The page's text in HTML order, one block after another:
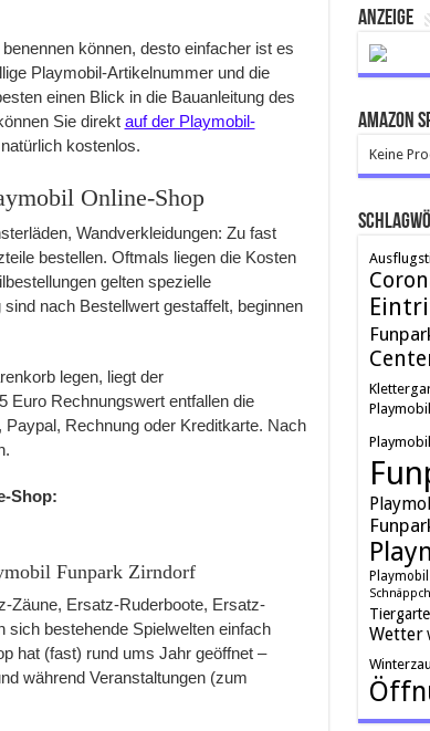
können, desto einfacher ist es
Playmobil-Artikelnummer und die
einen Blick in die Bauanleitung des
Sie direkt auf der Playmobil-
kostenlos.
Online-Shop
Wandverkleidungen: Zu fast
bestellen. Oftmals liegen die Kosten
gelten spezielle
nach Bestellwert gestaffelt, beginnen
legen, liegt der
Euro Rechnungswert entfallen die
Rechnung oder Kreditkarte. Nach
Shop:
Funpark Zirndorf
Zäune, Ersatz-Ruderboote, Ersatz-
sich bestehende Spielwelten einfach
hat (fast) rund ums Jahr geöffnet –
während Veranstaltungen (zum
ANZEIGE
Amazon
Keine
Wetter